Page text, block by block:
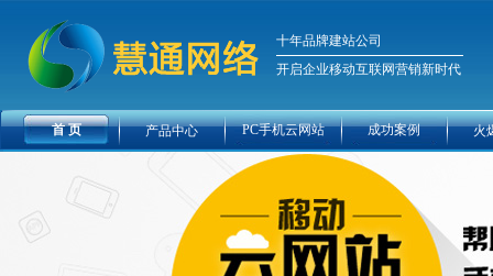
十年品牌建站公司
开启企业移动互联网营销新时代
首 页 产品中心 PC手机云网站 成功案例 火